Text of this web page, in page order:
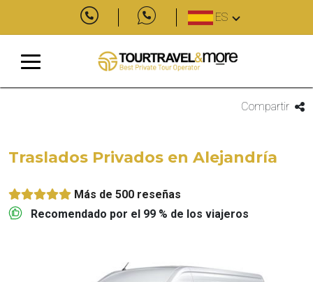
ES
Compartir
Traslados Privados en Alejandría
Más de 500 reseñas
Recomendado por el 99 % de los viajeros